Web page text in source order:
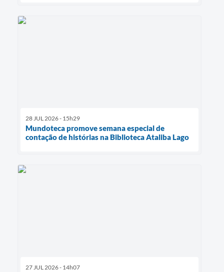
28 JUL 2026 - 15h29
Mundoteca promove semana especial de
contação de histórias na Biblioteca Ataliba Lago
27 JUL 2026 - 14h07